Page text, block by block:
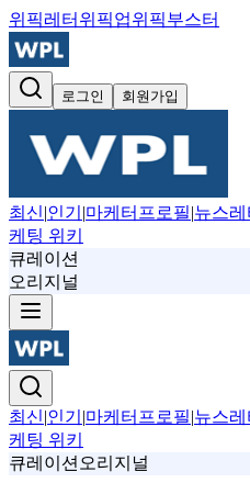
위픽레터 위픽업위픽부스터
로그인 회원가입
최신|인기 |마케터프로필|뉴스레
케팅 위키
큐레이션
오리지널
최신|인기 |마케터프로필|뉴스레
케팅 위키
큐레이션 오리지널